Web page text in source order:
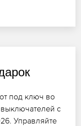
под ключ во
с
Управляйте